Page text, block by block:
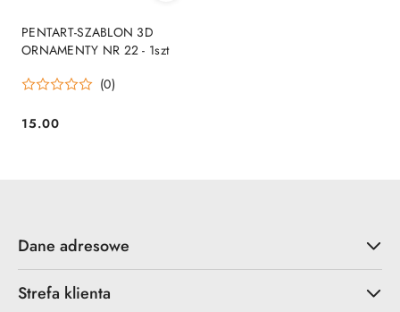
PENTART-SZABLON 3D
ORNAMENTY NR 22 - 1szt
(0)
Cena:
15.00
Dane adresowe
Strefa klienta